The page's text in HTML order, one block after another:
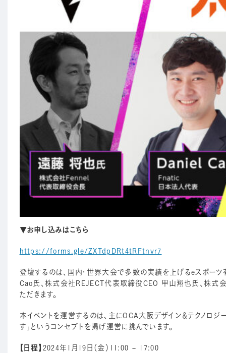
▼お申し込みはこちら
https://forms.gle/ZXTdpDRt4tRFtnvr7
登壇するのは、国内・世界大会で多数の実績を上げるeスポ
Cao氏、株式会社REJECT代表取締役CEO 甲山翔也氏、株
ただきます。
本イベントを運営するのは、主にOCA大阪デザイン＆テクノロ
す」というコンセプトを掲げ運営に挑んでいます。
【日程】 2024年1月19日（金）11:00 – 17:00